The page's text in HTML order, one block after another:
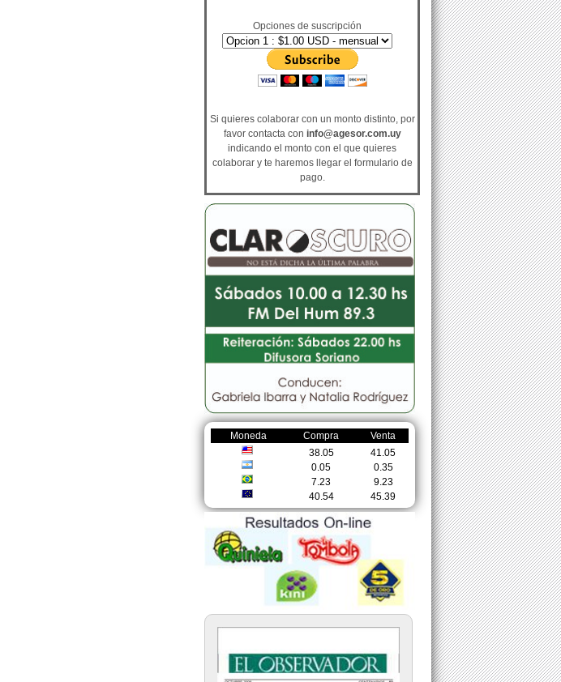
Opciones de suscripción
Si quieres colaborar con un monto distinto, por
favor contacta con info@agesor.com.uy
indicando el monto con el que quieres
colaborar y te haremos llegar el formulario de
pago.
Moneda Compra
Venta
38.05
41.05
0.05
0.35
7.23
9.23
40.54
45.39